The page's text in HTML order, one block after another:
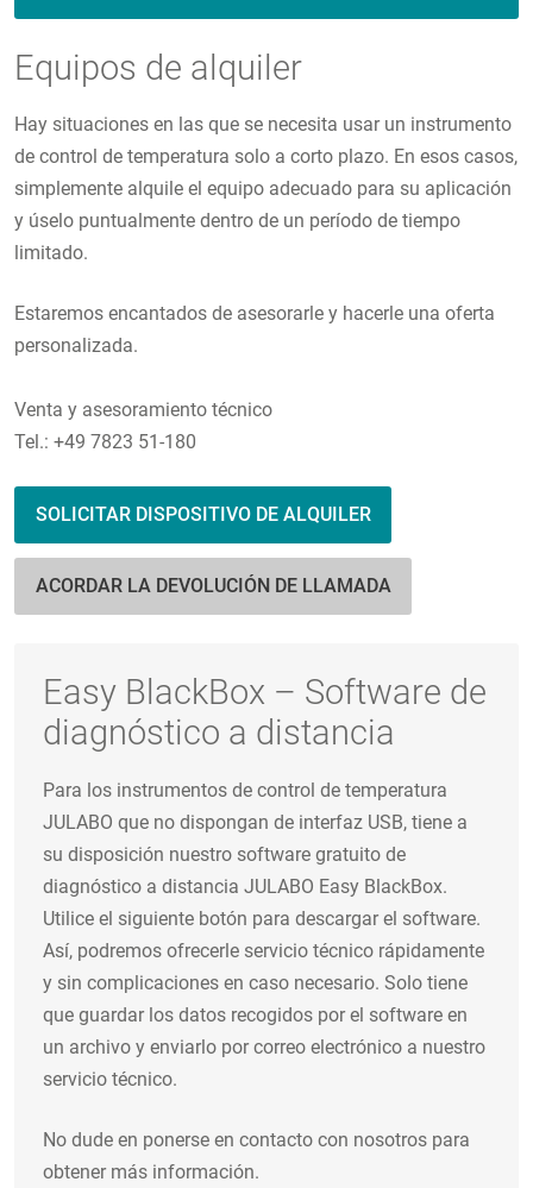
Equipos de alquiler
Hay situaciones en las que se necesita usar un instrumento
de control de temperatura solo a corto plazo. En esos casos,
simplemente alquile el equipo adecuado para su aplicación
y úselo puntualmente dentro de un período de tiempo
limitado.
Estaremos encantados de asesorarle y hacerle una oferta
personalizada.
Venta y asesoramiento técnico
Tel.: +49 7823 51-180
SOLICITAR DISPOSITIVO DE ALQUILER
ACORDAR LA DEVOLUCIÓN DE LLAMADA
Easy BlackBox – Software de
diagnóstico a distancia
Para los instrumentos de control de temperatura
JULABO que no dispongan de interfaz USB, tiene a
su disposición nuestro software gratuito de
diagnóstico a distancia JULABO Easy BlackBox.
Utilice el siguiente botón para descargar el software.
Así, podremos ofrecerle servicio técnico rápidamente
y sin complicaciones en caso necesario. Solo tiene
que guardar los datos recogidos por el software en
un archivo y enviarlo por correo electrónico a nuestro
servicio técnico.
No dude en ponerse en contacto con nosotros para
obtener más información.